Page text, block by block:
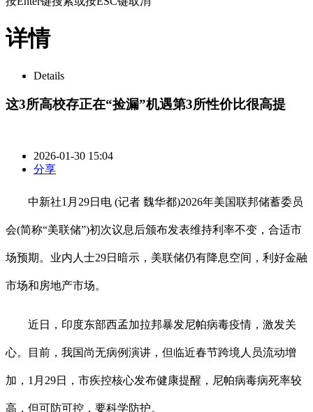
详情
Details
这3所高校存正在“捡漏”机遇第3所性价比很高提
2026-01-30 15:04
分享
中新社1月29日电 (记者 魏华都)2026年美国联邦储蓄委员
会(简称“美联储”)初次议息后颁布发表维持利率不变，合适市
场预期。业内人士29日暗示，美联储仍有降息空间，利好金融
市场和房地产市场。
近日，印度东部西孟加拉邦暴发尼帕病毒疫情，激发关
心。目前，我国尚无病例演讲，但临近春节跨境人员流动增
加，1月29日，市疾控核心发布健康提醒，尼帕病毒病死率较
高，但可防可控，要科学防护。